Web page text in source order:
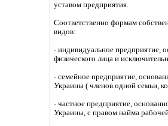
уставом предприятия.
Соответственно формам
видов:
- индивидуальное предприятие,
физического лица и
- семейное предприятие,
Украины ( членов одной семьи,
- частное предприятие,
Украины, с правом найма